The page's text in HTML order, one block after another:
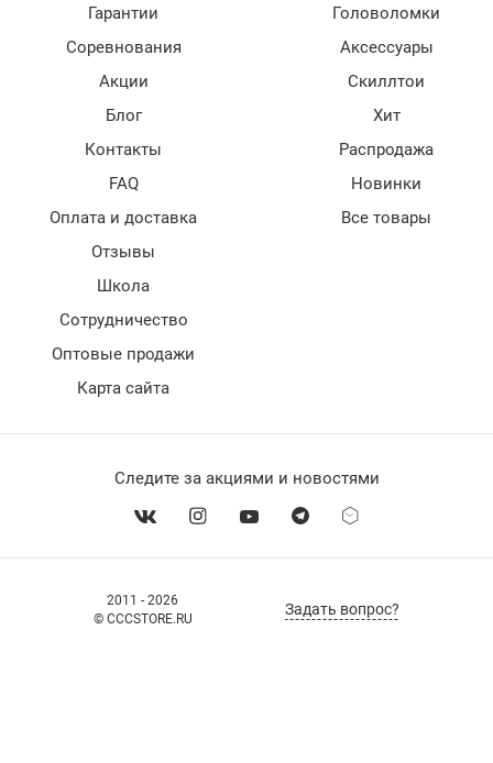
2011 - 2026
© CCCSTORE.RU
Задать вопрос?
Гарантии
Соревнования
Акции
Блог
Контакты
FAQ
Оплата и доставка
Отзывы
Школа
Сотрудничество
Оптовые продажи
Карта сайта
Головоломки
Аксессуары
Скиллтои
Хит
Распродажа
Новинки
Все товары
Следите за акциями и новостями